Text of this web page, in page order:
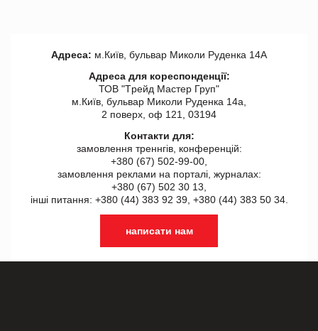
Адреса: м.Київ, бульвар Миколи Руденка 14А
Адреса для кореспонденції:
ТОВ "Tрейд Мастер Груп"
м.Київ, бульвар Миколи Руденка 14а,
2 поверх, оф 121, 03194
Контакти для:
замовлення треннгів, конференцій:
+380 (67) 502-99-00,
замовлення реклами на порталі, журналах:
+380 (67) 502 30 13,
інші питання: +380 (44) 383 92 39, +380 (44) 383 50 34.
написати нам